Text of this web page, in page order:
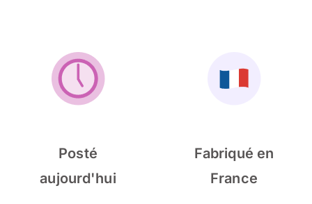
Posté
aujourd'hui
Fabriqué en
France